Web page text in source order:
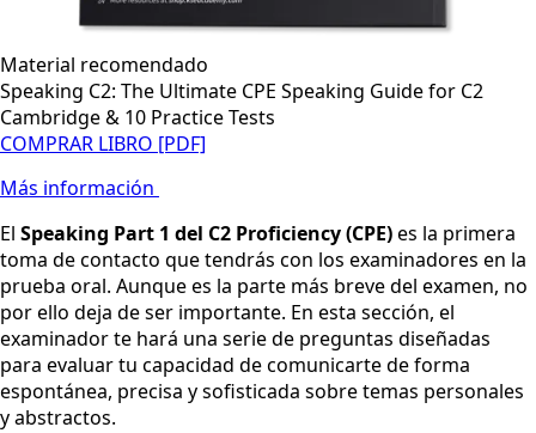
Material recomendado
Speaking C2: The Ultimate CPE Speaking Guide for C2
Cambridge & 10 Practice Tests
COMPRAR LIBRO [PDF]
Más información
El Speaking Part 1 del C2 Proficiency (CPE)es la primera
toma de contacto que tendrás con los examinadores en la
prueba oral. Aunque es la parte más breve del examen, no
por ello deja de ser importante. En esta sección, el
examinador te hará una serie de preguntas diseñadas
para evaluar tu capacidad de comunicarte de forma
espontánea, precisa y sofisticada sobre temas personales
y abstractos.